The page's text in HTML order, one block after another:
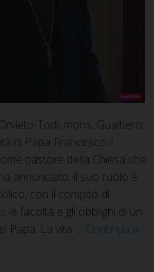
Todi, mons. Gualtiero
di Papa Francesco il
pastore della Chiesa che
annunciato, il suo ruolo è
con il compito di
le facoltà e gli obblighi di un
Papa. La vita … Continua a